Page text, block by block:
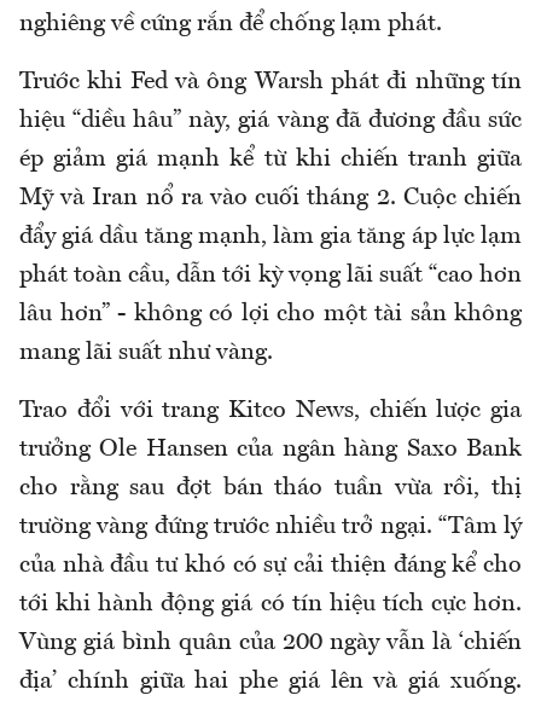
nghiêng về cứng rắn để chống lạm phát.
Trước khi Fed và ông Warsh phát đi những tín
hiệu “diều hâu” này, giá vàng đã đương đầu sức
ép giảm giá mạnh kể từ khi chiến tranh giữa
Mỹ và Iran nổ ra vào cuối tháng 2. Cuộc chiến
đẩy giá dầu tăng mạnh, làm gia tăng áp lực lạm
phát toàn cầu, dẫn tới kỳ vọng lãi suất “cao hơn
lâu hơn” - không có lợi cho một tài sản không
mang lãi suất như vàng.
Trao đổi với trang Kitco News, chiến lược gia
trưởng Ole Hansen của ngân hàng Saxo Bank
cho rằng sau đợt bán tháo tuần vừa rồi, thị
trường vàng đứng trước nhiều trở ngại. “Tâm lý
của nhà đầu tư khó có sự cải thiện đáng kể cho
tới khi hành động giá có tín hiệu tích cực hơn.
Vùng giá bình quân của 200 ngày vẫn là ‘chiến
địa’ chính giữa hai phe giá lên và giá xuống.